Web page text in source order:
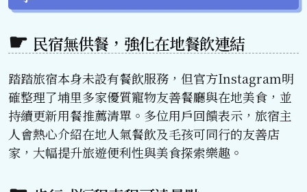
民宿無供餐，強化在地餐飲連結
踏踏旅宿本身未設有餐飲服務，但官方Instagram明
確整理了埔里多家優質寵物友善餐廳與在地美食，並
持續更新用餐推薦清單。多位用戶回饋表示，旅宿主
人會熱心介紹在地人氣餐飲及毛孩可同行的友善店
家，大幅提升旅遊便利性與美食探索樂趣。